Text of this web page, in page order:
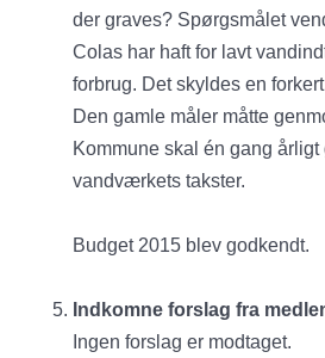
der graves? Spørgsmålet
Colas har haft for lavt
forbrug. Det skyldes en
Den gamle måler måtte
Kommune skal én gang
vandværkets takster.
Budget 2015 blev godkendt.
Indkomne forslag fra
Ingen forslag er modtaget.